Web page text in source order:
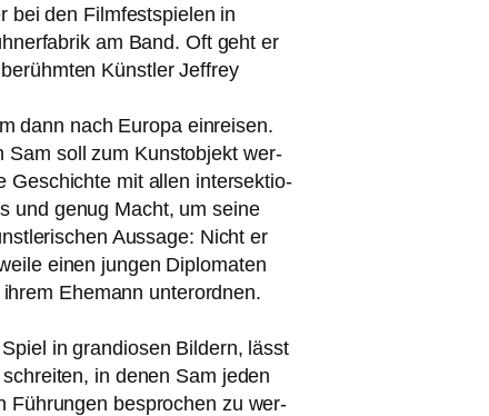
bei den Filmfestspielen in
am Band. Oft geht er
Künstler Jeffrey
dann nach Europa ein­rei­sen.
Sam soll zum Kunstobjekt wer­
Geschichte mit allen inter­sek­tio­
und genug Macht, um sei­ne
Aussage: Nicht er
einen jun­gen Diplomaten
Ehemann unter­ord­nen.
in gran­dio­sen Bildern, lässt
in denen Sam jeden
Führungen bespro­chen zu wer­